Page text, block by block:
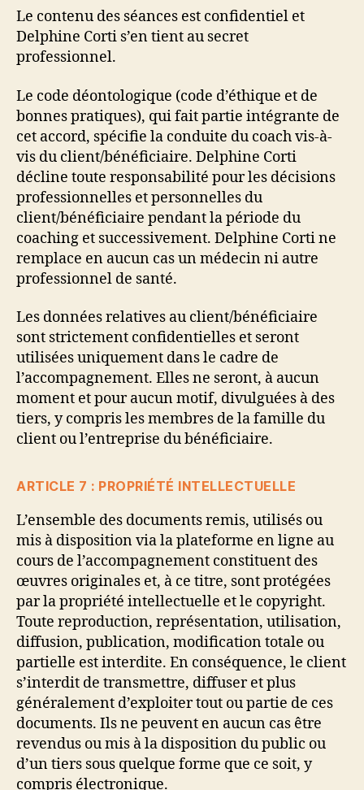
Le contenu des séances est confidentiel et
Delphine Corti s’en tient au secret
professionnel.
Le code déontologique (code d’éthique et de
bonnes pratiques), qui fait partie intégrante de
cet accord, spécifie la conduite du coach vis-à-
vis du client/bénéficiaire. Delphine Corti
décline toute responsabilité pour les décisions
professionnelles et personnelles du
client/bénéficiaire pendant la période du
coaching et successivement. Delphine Corti ne
remplace en aucun cas un médecin ni autre
professionnel de santé.
Les données relatives au client/bénéficiaire
sont strictement confidentielles et seront
utilisées uniquement dans le cadre de
l’accompagnement. Elles ne seront, à aucun
moment et pour aucun motif, divulguées à des
tiers, y compris les membres de la famille du
client ou l’entreprise du bénéficiaire.
ARTICLE 7 : PROPRIÉTÉ INTELLECTUELLE
L’ensemble des documents remis, utilisés ou
mis à disposition via la plateforme en ligne au
cours de l’accompagnement constituent des
œuvres originales et, à ce titre, sont protégées
par la propriété intellectuelle et le copyright.
Toute reproduction, représentation, utilisation,
diffusion, publication, modification totale ou
partielle est interdite. En conséquence, le client
s’interdit de transmettre, diffuser et plus
généralement d’exploiter tout ou partie de ces
documents. Ils ne peuvent en aucun cas être
revendus ou mis à la disposition du public ou
d’un tiers sous quelque forme que ce soit, y
compris électronique.